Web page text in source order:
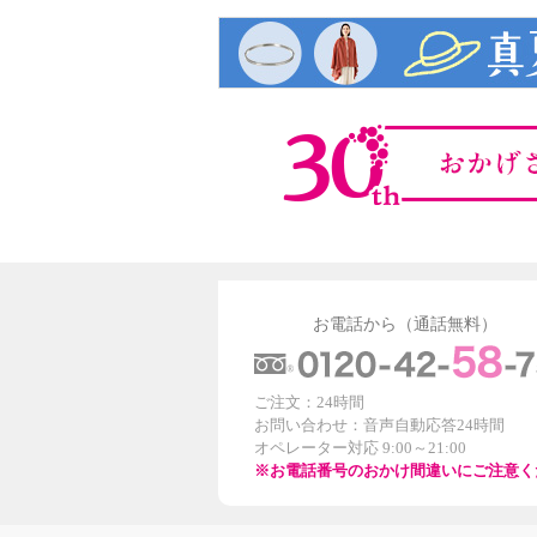
お電話から（通話無料）
ご注文：24時間
お問い合わせ：音声自動応答24時間
オペレーター対応 9:00～21:00
※お電話番号のおかけ間違いにご注意